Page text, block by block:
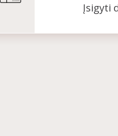
Įsigyti